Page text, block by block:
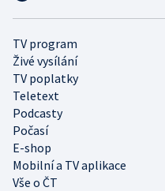
TV program
Živé vysílání
TV poplatky
Teletext
Podcasty
Počasí
E-shop
Mobilní a TV aplikace
Vše o ČT